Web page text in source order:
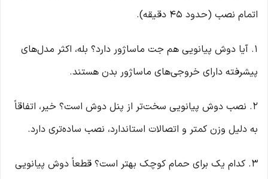
اتمام نصب (حدود ۴۵ دقیقه).
۱. آیا دوش پیانویی هم جت ماساژور دارد؟ بله، اکثر مدل‌های
پیشرفته دارای خروجی‌های ماساژور بدن هستند.
۲. نصب دوش پیانویی سخت‌تر از پنل دوش است؟ خیر، اتفاقاً
به دلیل وزن کمتر و اتصالات استاندارد، نصب ساده‌تری دارد.
۳. کدام یک برای حمام کوچک بهتر است؟ قطعاً دوش پیانویی